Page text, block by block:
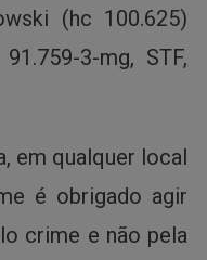
(hc 100.625)
3-mg, STF,
em qualquer local
é obrigado agir
crime e não pela